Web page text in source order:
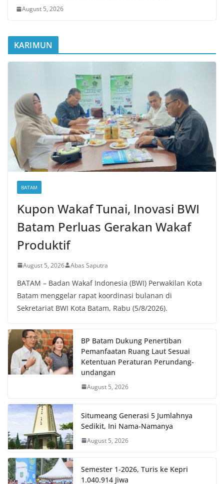
August 5, 2026
KARIMUN
BATAM
Kupon Wakaf Tunai, Inovasi BWI
Batam Perluas Gerakan Wakaf
Produktif
August 5, 2026 Abas Saputra
BATAM – Badan Wakaf Indonesia (BWI) Perwakilan Kota
Batam menggelar rapat koordinasi bulanan di
Sekretariat BWI Kota Batam, Rabu (5/8/2026).
BP Batam Dukung Penertiban
Pemanfaatan Ruang Laut Sesuai
Ketentuan Peraturan Perundang-
undangan
August 5, 2026
Situmeang Generasi 5 Jumlahnya
Sedikit, Ini Nama-Namanya
August 5, 2026
Semester 1-2026, Turis ke Kepri
1.040.914 Jiwa